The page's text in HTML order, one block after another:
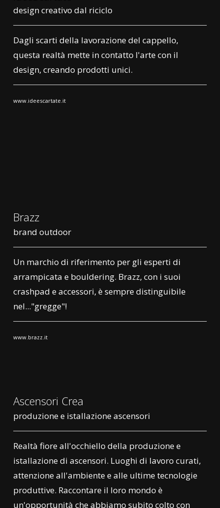
design creativo dal riciclo
Dagli scarti della lavorazione del cappello,
questa realtà mette in contatto l'arte con il
design, creando prodotti unici.
www.ideescartate.it
Brazz
brand outdoor
Un marchio di riferimento per gli esperti di
arrampicata e bouldering. Brazz, con i suoi
crashpad e accessori, è sempre distinguibile
nel..."gregge"!
www.brazz.it
Ascensori Crea
produzione e istallazione ascensori
Realtà fiore all'occhiello della produzione e
istallazione di ascensori. Luoghi di lavoro curati,
attenzione all'ambiente e alle ultime tecnologie
produttive. Raccontare il loro mondo è
un'opportunità che abbiamo subito colto con